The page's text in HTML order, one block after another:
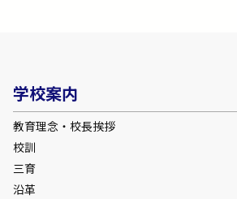
学校案内
教育理念・校長挨拶
校訓
三育
沿革